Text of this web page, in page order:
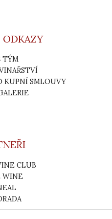
ODKAZY
TÝM
KUPNÍ SMLOUVY
CLUB
WINE